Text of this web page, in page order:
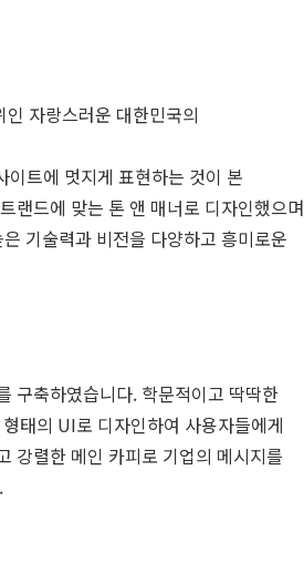
자랑스러운 대한민국의
이트에 멋지게 표현하는 것이 본
랜드에 맞는 톤 앤 매너로 디자인했으며
기술력과 비전을 다양하고 흥미로운
구축하였습니다. 학문적이고 딱딱한
태의 UI로 디자인하여 사용자들에게
강렬한 메인 카피로 기업의 메시지를